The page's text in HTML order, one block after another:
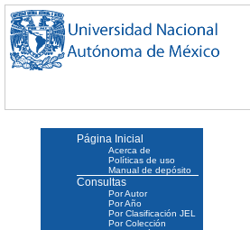
Página Inicial
Acerca de
Políticas de uso
Manual de depósito
Consultas
Por Autor
Por Año
Por Clasificación JEL
Por Colección